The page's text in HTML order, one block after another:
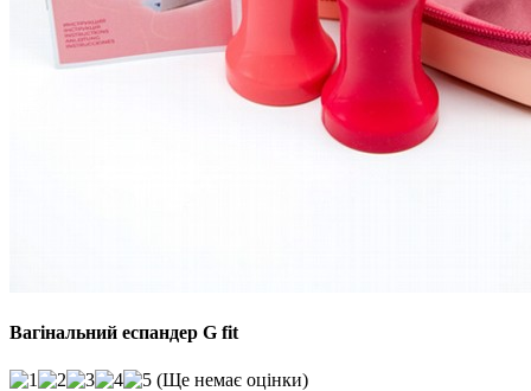
Вагінальний еспандер G fit
(Ще немає оцінки)